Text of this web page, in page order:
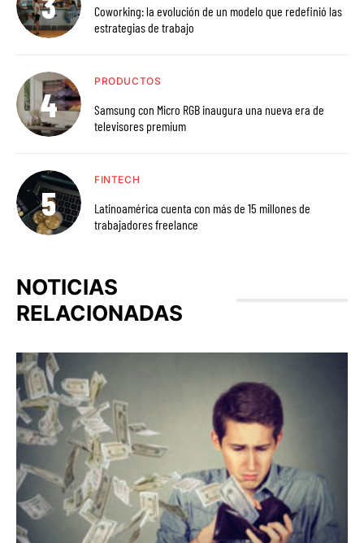
Coworking: la evolución de un modelo que redefinió las
estrategias de trabajo
PRODUCTOS
Samsung con Micro RGB inaugura una nueva era de
televisores premium
FINTECH
Latinoamérica cuenta con más de 15 millones de
trabajadores freelance
NOTICIAS
RELACIONADAS